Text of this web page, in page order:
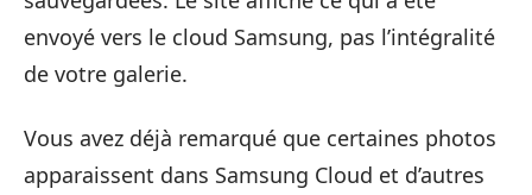
envoyé vers le cloud Samsung, pas l’intégralité
de votre galerie.
Vous avez déjà remarqué que certaines photos
apparaissent dans Samsung Cloud et d’autres